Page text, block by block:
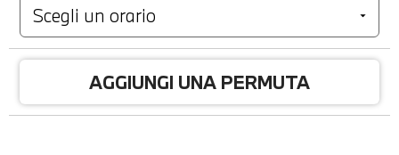
AGGIUNGI UNA PERMUTA